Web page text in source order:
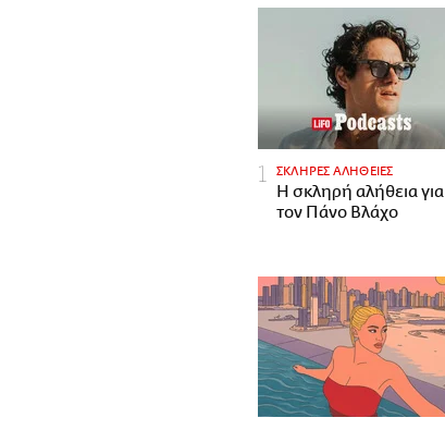
ΣΚΛΗΡΕΣ ΑΛΗΘΕΙΕΣ
H σκληρή αλήθεια για
τον Πάνο Βλάχο